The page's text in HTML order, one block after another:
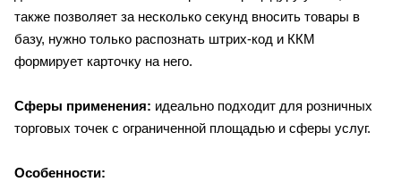
также позволяет за несколько секунд вносить товары в
базу, нужно только распознать штрих-код и ККМ
формирует карточку на него.
Сферы применения: идеально подходит для розничных
торговых точек с ограниченной площадью и сферы услуг.
Особенности: